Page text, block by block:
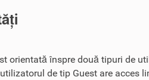
orientată înspre două tipuri de
de tip Guest are acces